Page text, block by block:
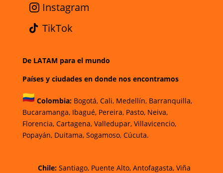
Instagram
TikTok
De LATAM para el mundo
Países y ciudades en donde nos encontramos
Colombia: Bogotá,Cali, Medellín, Barranquilla,
Bucaramanga,Ibagué,Pereira,Pasto, Neiva,
Florencia, Cartagena, Valledupar, Villavicencio,
Popayán, Duitama, Sogamoso, Cúcuta.
Chile:Santiago, Puente Alto, Antofagasta, Viña